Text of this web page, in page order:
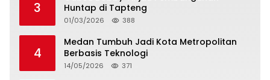
3
Huntap di Tapteng
01/03/2026 388
4
Medan Tumbuh Jadi Kota Metropolitan
Berbasis Teknologi
14/05/2026 371